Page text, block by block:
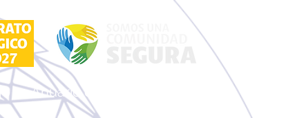
Anuario digital